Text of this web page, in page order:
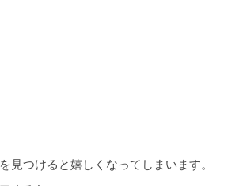
見つけると嬉しくなってしまいます。